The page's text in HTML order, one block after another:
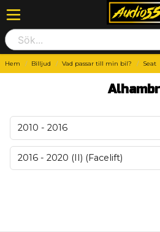
Hem Billjud Vad passar till min bil? Seat
2010 - 2016
2016 - 2020 (II) (Facelift)